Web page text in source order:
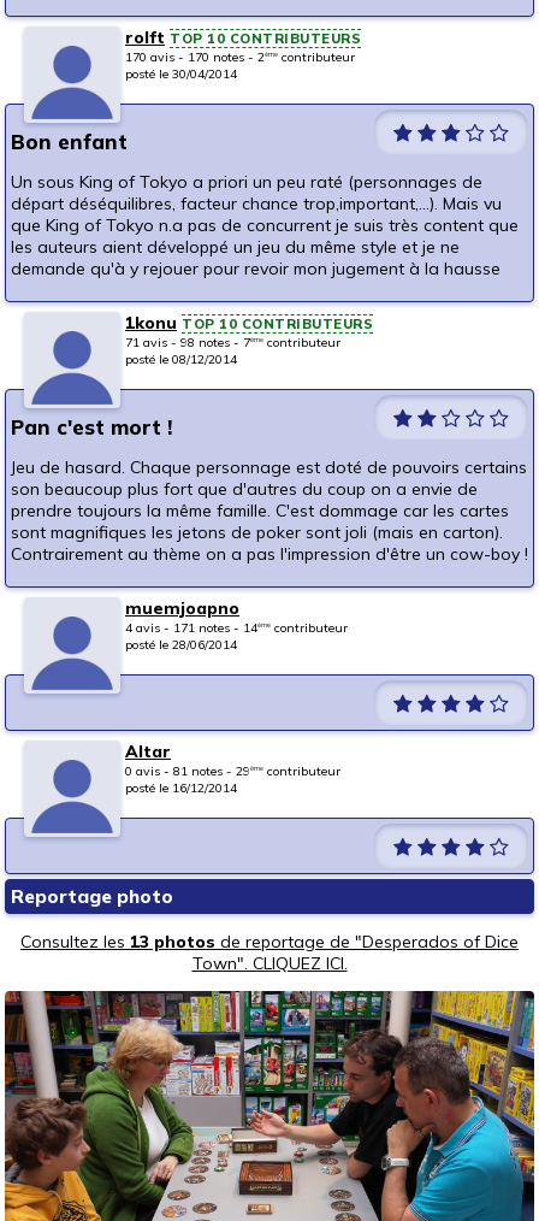
rolft TOP 10 CONTRIBUTEURS
170 avis - 170 notes - 2ème contributeur
posté le 30/04/2014
Bon enfant
Un sous King of Tokyo a priori un peu raté (personnages de
départ déséquilibres, facteur chance trop,important,...). Mais vu
que King of Tokyo n.a pas de concurrent je suis très content que
les auteurs aient développé un jeu du même style et je ne
demande qu'à y rejouer pour revoir mon jugement à la hausse
1konu TOP 10 CONTRIBUTEURS
71 avis - 98 notes - 7ème contributeur
posté le 08/12/2014
Pan c'est mort !
Jeu de hasard. Chaque personnage est doté de pouvoirs certains
son beaucoup plus fort que d'autres du coup on a envie de
prendre toujours la même famille. C'est dommage car les cartes
sont magnifiques les jetons de poker sont joli (mais en carton).
Contrairement au thème on a pas l'impression d'être un cow-boy !
muemjoapno
4 avis - 171 notes - 14ème contributeur
posté le 28/06/2014
Altar
0 avis - 81 notes - 29ème contributeur
posté le 16/12/2014
Reportage photo
Consultez les 13 photos de reportage de "Desperados of Dice
Town". CLIQUEZ ICI.